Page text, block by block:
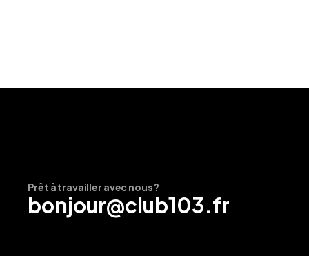
Prêt à travailler avec nous ?
bonjour@club103.fr